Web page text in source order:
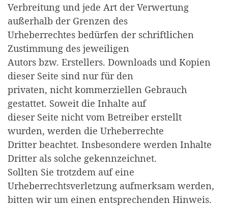
Verbreitung und jede Art der Verwertung
außerhalb der Grenzen des
Urheberrechtes bedürfen der schriftlichen
Zustimmung des jeweiligen
Autors bzw. Erstellers. Downloads und Kopien
dieser Seite sind nur für den
privaten, nicht kommerziellen Gebrauch
gestattet. Soweit die Inhalte auf
dieser Seite nicht vom Betreiber erstellt
wurden, werden die Urheberrechte
Dritter beachtet. Insbesondere werden Inhalte
Dritter als solche gekennzeichnet.
Sollten Sie trotzdem auf eine
Urheberrechtsverletzung aufmerksam werden,
bitten wir um einen entsprechenden Hinweis.